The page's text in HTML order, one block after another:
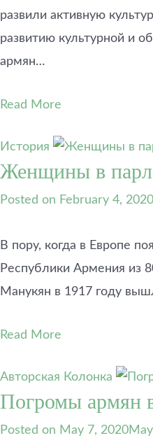
развили активную
развитию культурной и
армян…
Read More
История
Женщины в
Posted on February 4, 2020
В пору, когда в Европе
Республики Армения из
Манукян в 1917 году
Read More
Авторская Колонка
Погромы армян
Posted on May 7, 2020